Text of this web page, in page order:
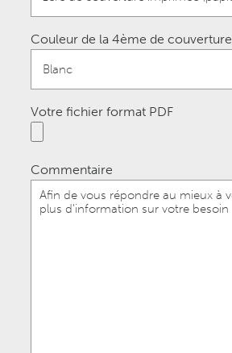
Couleur de la 4ème de couverture
Votre fichier format PDF
Commentaire